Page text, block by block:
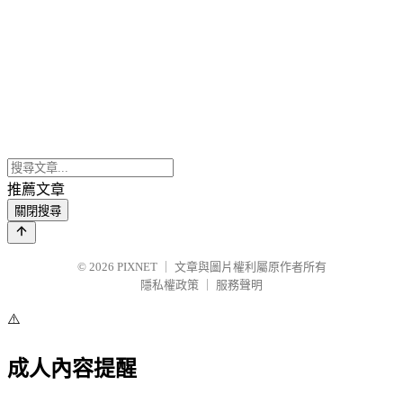
推薦文章
關閉搜尋
© 2026 PIXNET
文章與圖片權利屬原作者所有
隱私權政策
服務聲明
⚠️
成人內容提醒